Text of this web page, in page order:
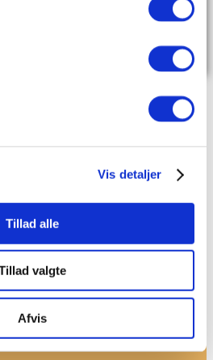
Vis detaljer
Tillad alle
valgte
Afvis